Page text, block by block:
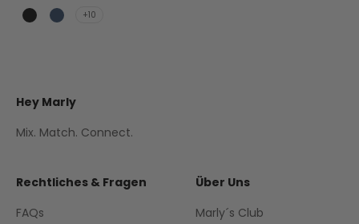
BlackBlue
+10
Hey Marly
Mix. Match. Connect.
Rechtliches & Fragen
FAQs
Über Uns
Marly´s Club